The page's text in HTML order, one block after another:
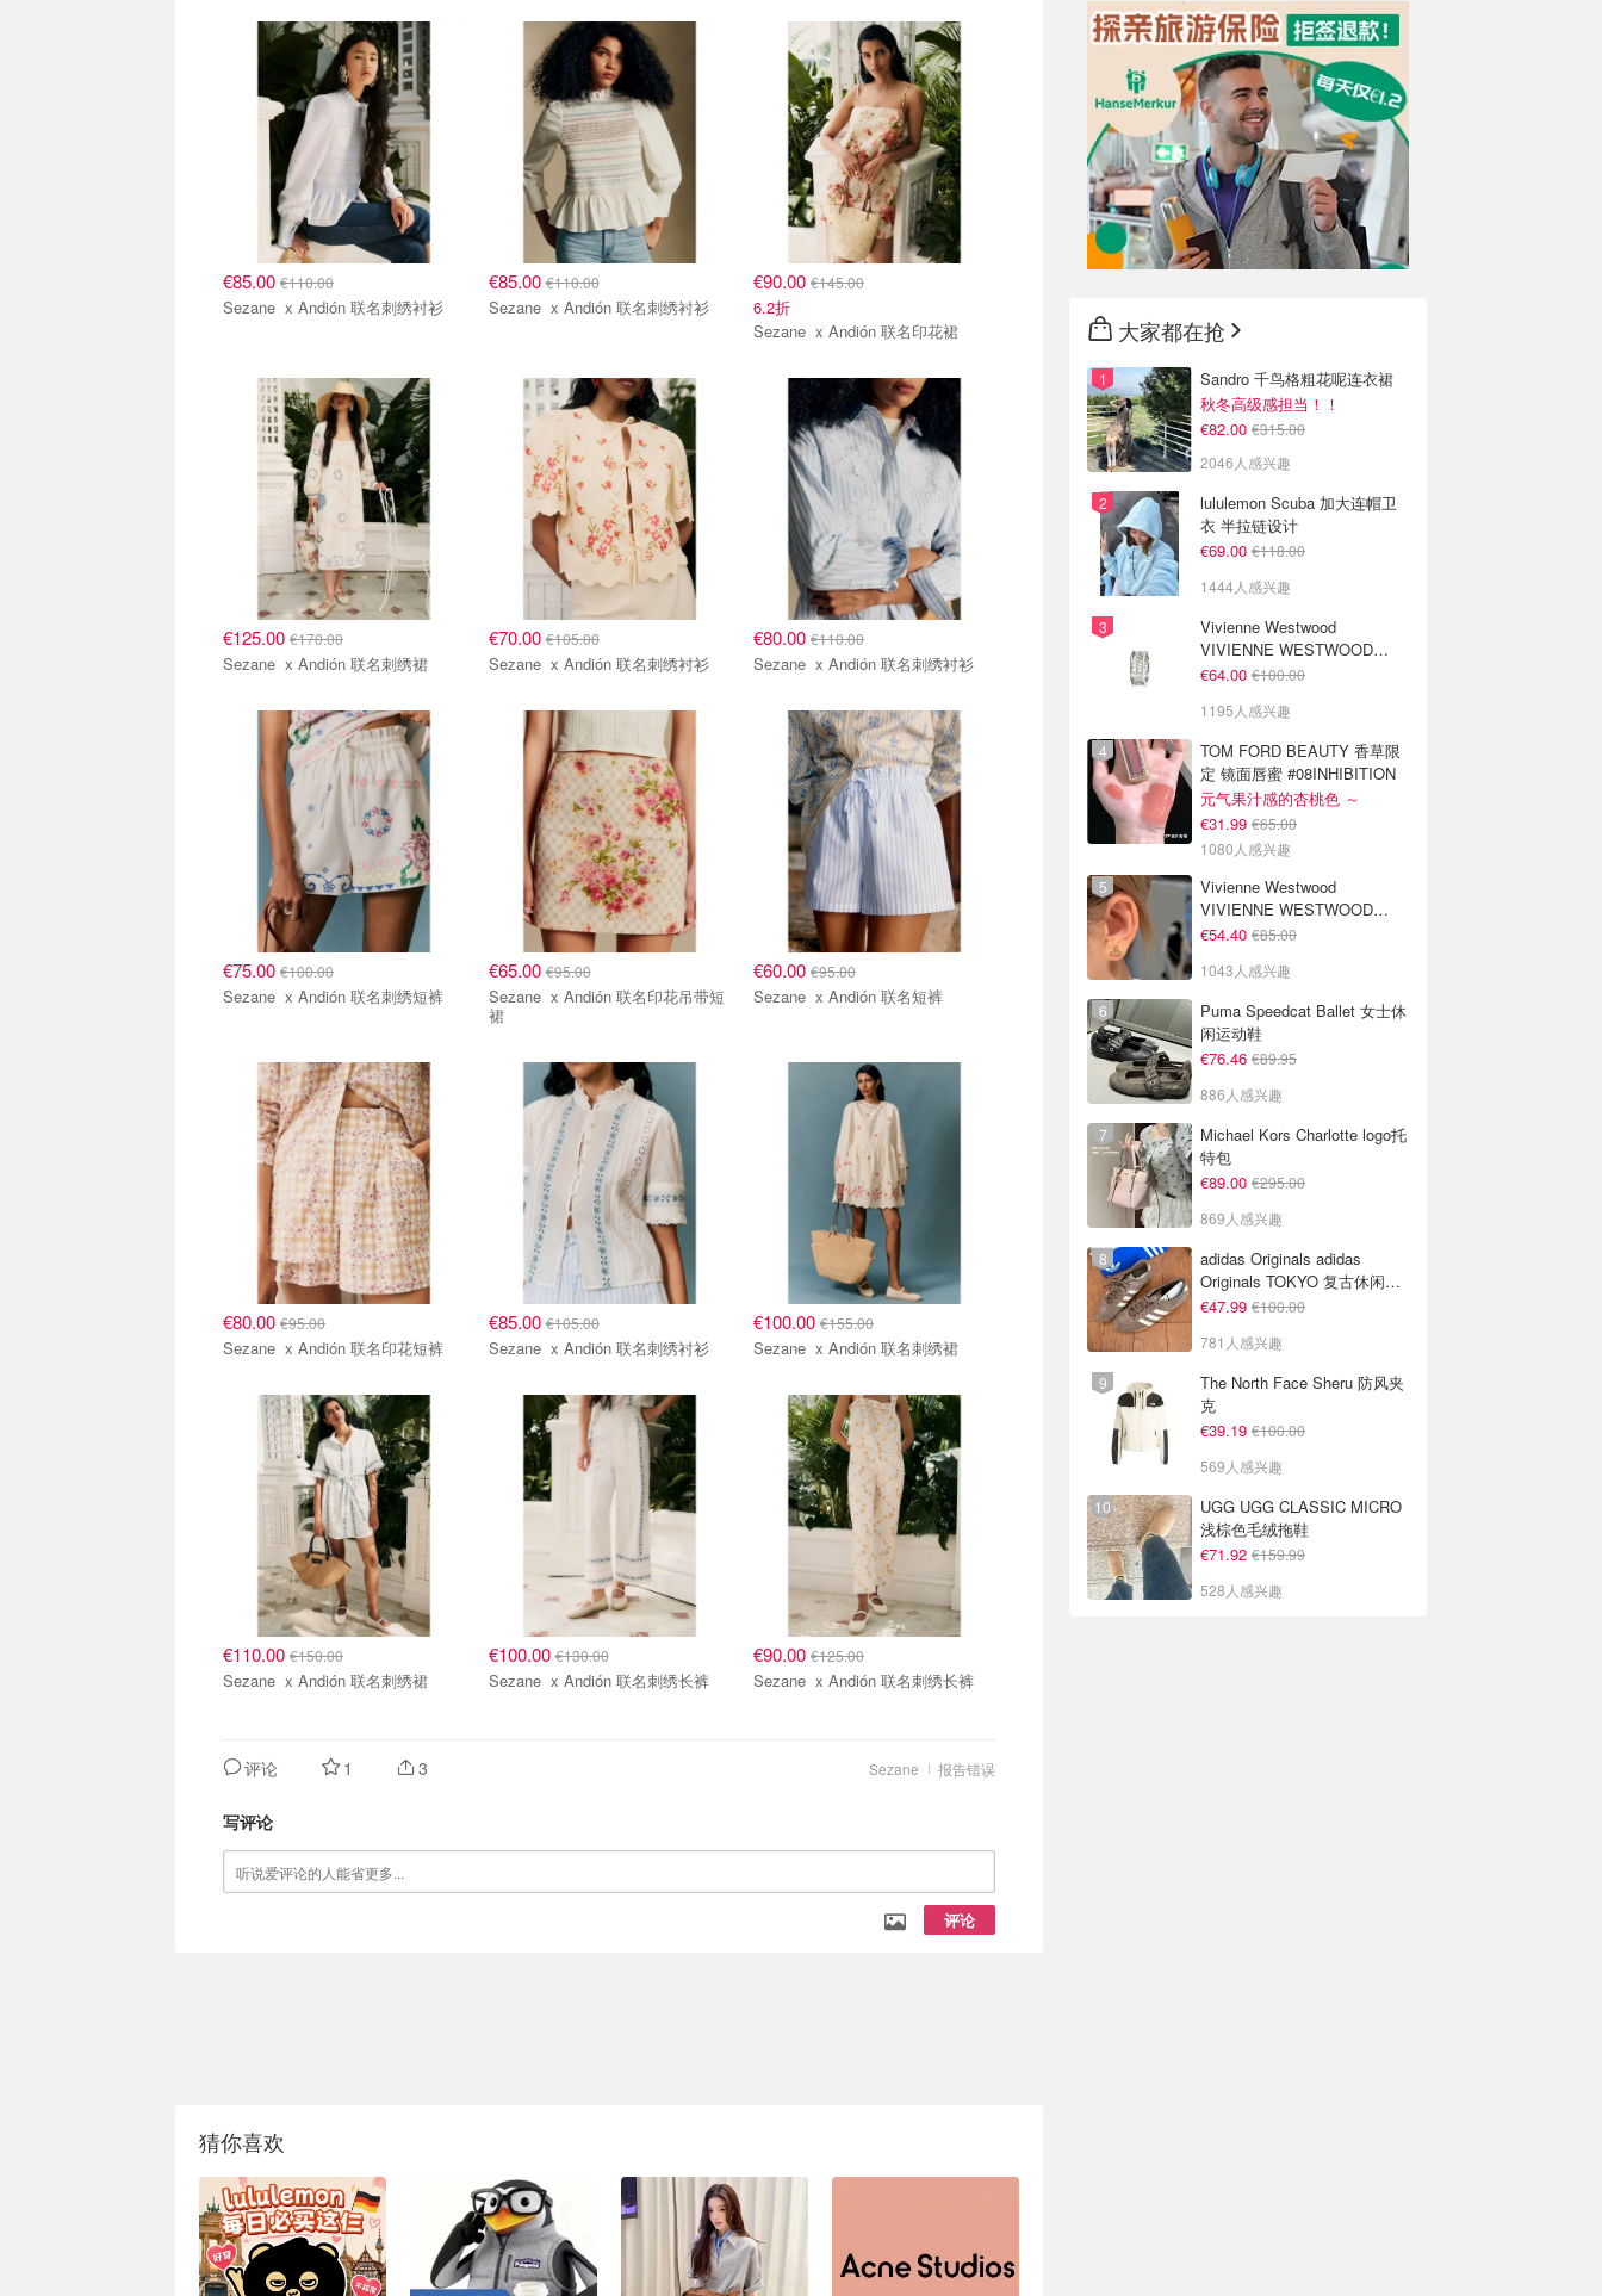
€85.00 €110.00
Sezane x Andión 联名刺绣衬衫
€85.00€110.00
Sezane x Andión 联名刺绣衬衫
€90.00 €145.00
6.2折
Sezane x Andión 联名印花裙
€125.00 €170.00
Sezane x Andión 联名刺绣裙
€70.00€105.00
Sezane x Andión 联名刺绣衬衫
€80.00 €110.00
Sezane x Andión 联名刺绣衬衫
€75.00 €100.00
Sezane x Andión 联名刺绣短裤
€65.00€95.00
Sezane x Andión 联名印花吊带短
裙
€60.00 €95.00
Sezane x Andión 联名短裤
€80.00 €95.00
Sezane x Andión 联名印花短裤
€85.00€105.00
Sezane x Andión 联名刺绣衬衫
€100.00 €155.00
Sezane x Andión 联名刺绣裙
€110.00 €150.00
Sezane x Andión 联名刺绣裙
€100.00€130.00
Sezane x Andión 联名刺绣长裤
€90.00 €125.00
Sezane x Andión 联名刺绣长裤
报告错误
Sezane
评论 1 3
写评论
评论
猜你喜欢
大家都在抢
Sandro 千鸟格粗花呢连衣裙
秋冬高级感担当！！
€82.00 €315.00
2046人感兴趣
lululemon Scuba 加大连帽卫
衣 半拉链设计
€69.00 €118.00
1444人感兴趣
Vivienne Westwood
VIVIENNE WESTWOOD
Westminster 单只耳环
€64.00 €100.00
1195人感兴趣
TOM FORD BEAUTY 香草限
定 镜面唇蜜 #08INHIBITION
元气果汁感的杏桃色 ～
€31.99 €65.00
1080人感兴趣
Vivienne Westwood
VIVIENNE WESTWOOD
Nano Solitaire 耳环
€54.40 €85.00
1043人感兴趣
Puma Speedcat Ballet 女士休
闲运动鞋
€76.46 €89.95
886人感兴趣
Michael Kors Charlotte logo托
特包
€89.00 €295.00
869人感兴趣
adidas Originals adidas
Originals TOKYO 复古休闲鞋
深棕色
€47.99 €100.00
781人感兴趣
The North Face Sheru 防风夹
克
€39.19 €100.00
569人感兴趣
UGG UGG CLASSIC MICRO
浅棕色毛绒拖鞋
€71.92 €159.99
528人感兴趣